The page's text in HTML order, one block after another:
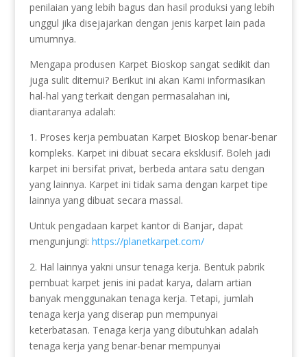
penilaian yang lebih bagus dan hasil produksi yang lebih
unggul jika disejajarkan dengan jenis karpet lain pada
umumnya.
Mengapa produsen Karpet Bioskop sangat sedikit dan
juga sulit ditemui? Berikut ini akan Kami informasikan
hal-hal yang terkait dengan permasalahan ini,
diantaranya adalah:
1. Proses kerja pembuatan Karpet Bioskop benar-benar
kompleks. Karpet ini dibuat secara eksklusif. Boleh jadi
karpet ini bersifat privat, berbeda antara satu dengan
yang lainnya. Karpet ini tidak sama dengan karpet tipe
lainnya yang dibuat secara massal.
Untuk pengadaan karpet kantor di Banjar, dapat
mengunjungi: https://planetkarpet.com/
2. Hal lainnya yakni unsur tenaga kerja. Bentuk pabrik
pembuat karpet jenis ini padat karya, dalam artian
banyak menggunakan tenaga kerja. Tetapi, jumlah
tenaga kerja yang diserap pun mempunyai
keterbatasan. Tenaga kerja yang dibutuhkan adalah
tenaga kerja yang benar-benar mempunyai